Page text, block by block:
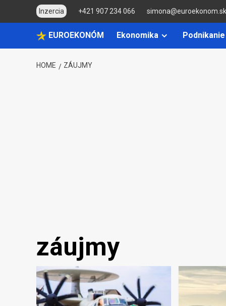
Inzercia +421 907 234 066 simona@euroekonom.sk
EUROEKONÓM Ekonomika Podnikanie
HOME ZÁUJMY
záujmy